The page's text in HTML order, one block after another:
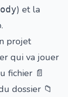
) et la
projet
qui va jouer
fichier 📄
dossier 📁